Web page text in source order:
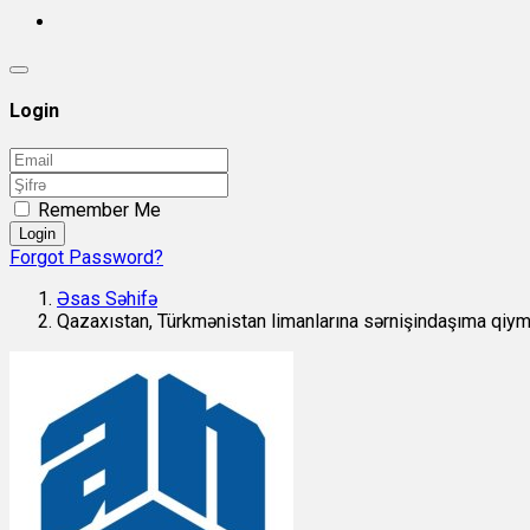
Login
Remember Me
Login
Forgot Password?
Əsas Səhifə
Qazaxıstan, Türkmənistan limanlarına sərnişindaşıma